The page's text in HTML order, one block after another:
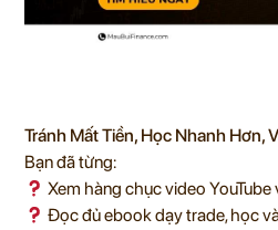
Tránh Mất Tiền, Học Nhanh Hơn,
Bạn đã từng:
Xem hàng chục video
Đọc đủ ebook dạy trade, học